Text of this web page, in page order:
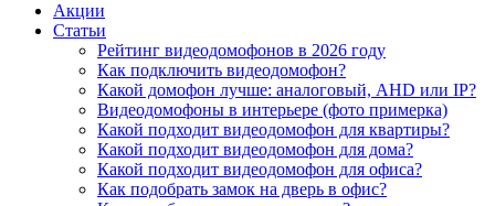
Акции
Статьи
Рейтинг видеодомофонов в 2026 году
Как подключить видеодомофон?
Какой домофон лучше: аналоговый, AHD или IP?
Видеодомофоны в интерьере (фото примерка)
Какой подходит видеодомофон для квартиры?
Какой подходит видеодомофон для дома?
Какой подходит видеодомофон для офиса?
Как подобрать замок на дверь в офис?